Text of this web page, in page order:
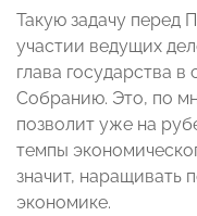
Такую задачу перед
участии ведущих
глава государства
Собранию. Это, по
позволит уже на
темпы
значит, наращивать
экономике.